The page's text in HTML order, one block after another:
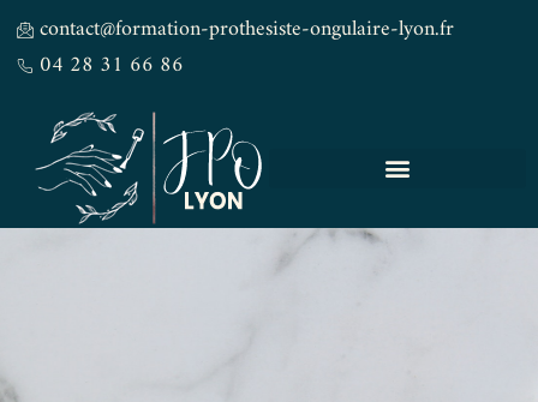
contact@formation-prothesiste-ongulaire-lyon.fr
04 28 31 66 86